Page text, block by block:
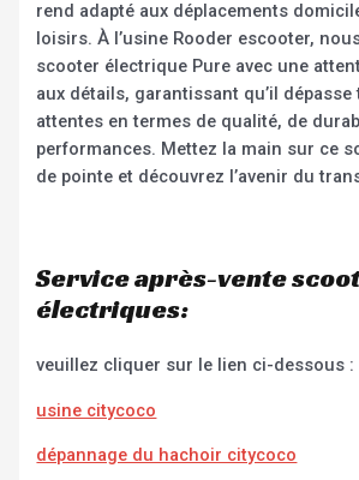
rend adapté aux déplacements
loisirs. À l’usine Rooder escooter,
scooter électrique Pure avec une
aux détails, garantissant qu’il
attentes en termes de qualité, de
performances. Mettez la main sur ce
de pointe et découvrez l’avenir du
Service après-vente
électriques:
veuillez cliquer sur le lien ci-dessous :
usine citycoco
dépannage du hachoir citycoco